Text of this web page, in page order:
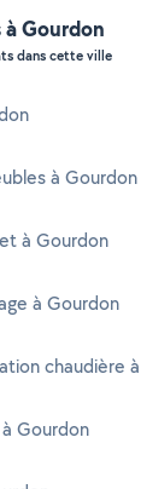
Gourdon
dans cette ville
à Gourdon
à Gourdon
à Gourdon
chaudière
Gourdon